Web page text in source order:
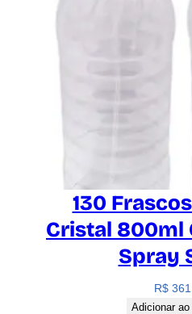
130
Cristal 800ml
Spray
R$
Adicionar